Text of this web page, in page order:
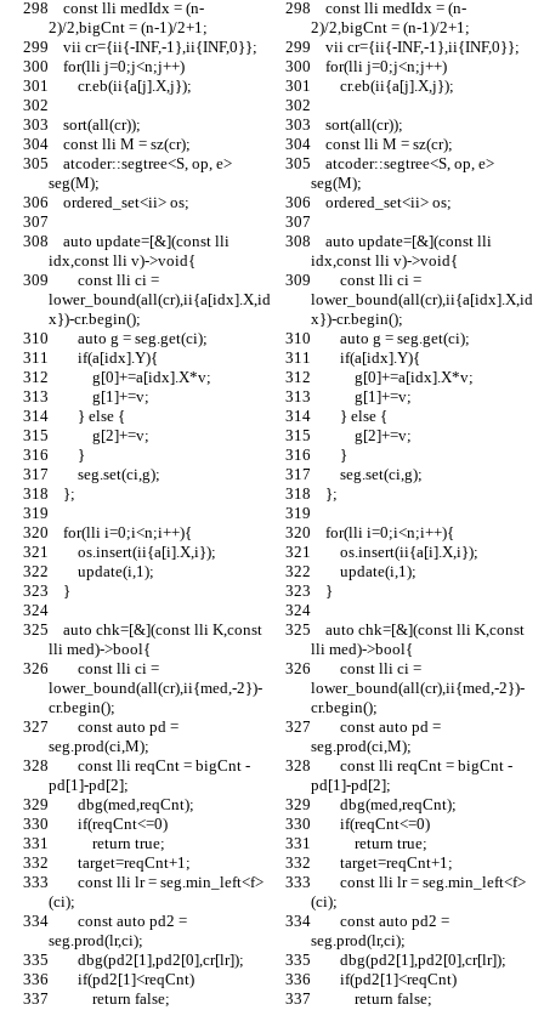
2)/2,bigCnt = (n-1)/2+1;
2)/2,bigCnt = (n-1)/2+1;
    vii cr={ii{-INF,-1},ii{INF,0}};
    vii cr={ii{-INF,-1},ii{INF,0}};
    for(lli j=0;j<n;j++)
    for(lli j=0;j<n;j++)
        cr.eb(ii{a[j].X,j});
        cr.eb(ii{a[j].X,j});
    sort(all(cr));
    sort(all(cr));
    const lli M = sz(cr);
    const lli M = sz(cr);
seg(M);
seg(M);
    ordered_set<ii> os;
    ordered_set<ii> os;
idx,const lli v)->void{
idx,const lli v)->void{
lower_bound(all(cr),ii{a[idx].X,id
x})-cr.begin();
lower_bound(all(cr),ii{a[idx].X,id
x})-cr.begin();
        auto g = seg.get(ci);
        auto g = seg.get(ci);
        if(a[idx].Y){
        if(a[idx].Y){
            g[0]+=a[idx].X*v;
            g[0]+=a[idx].X*v;
            g[1]+=v;
            g[1]+=v;
        } else {
        } else {
            g[2]+=v;
            g[2]+=v;
        }
        }
        seg.set(ci,g);
        seg.set(ci,g);
    };
    };
    for(lli i=0;i<n;i++){
    for(lli i=0;i<n;i++){
        os.insert(ii{a[i].X,i});
        os.insert(ii{a[i].X,i});
        update(i,1);
        update(i,1);
    }
    }
lli med)->bool{
lli med)->bool{
lower_bound(all(cr),ii{med,-2})-
cr.begin();
lower_bound(all(cr),ii{med,-2})-
cr.begin();
seg.prod(ci,M);
seg.prod(ci,M);
pd[1]-pd[2];
pd[1]-pd[2];
        dbg(med,reqCnt);
        dbg(med,reqCnt);
        if(reqCnt<=0)
        if(reqCnt<=0)
            return true;
            return true;
        target=reqCnt+1;
        target=reqCnt+1;
(ci);
(ci);
seg.prod(lr,ci);
seg.prod(lr,ci);
        dbg(pd2[1],pd2[0],cr[lr]);
        dbg(pd2[1],pd2[0],cr[lr]);
        if(pd2[1]<reqCnt)
        if(pd2[1]<reqCnt)
            return false;
            return false;